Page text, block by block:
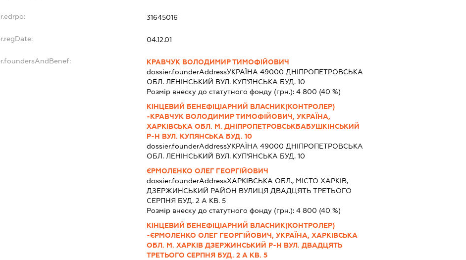
31645016
04.12.01
КРАВЧУК ВОЛОДИМИР ТИМОФІЙОВИЧ
dossier.founderAddressУКРАЇНА 49000 ДНIПРОПЕТРОВСЬКА
ОБЛ. ЛЕНІНСЬКИЙ ВУЛ. КУП'ЯНСЬКА БУД. 10
Розмір внеску до статутного фонду (грн.): 4 800 (40 %)
КІНЦЕВИЙ БЕНЕФІЦІАРНИЙ ВЛАСНИК(КОНТРОЛЕР)
-КРАВЧУК ВОЛОДИМИР ТИМОФІЙОВИЧ, УКРАЇНА,
ХАРКІВСЬКА ОБЛ. М. ДНІПРОПЕТРОВСЬКБАБУШКІНСЬКИЙ
Р-Н ВУЛ. КУПЯНСЬКА БУД. 10
dossier.founderAddressУКРАЇНА 49000 ДНIПРОПЕТРОВСЬКА
ОБЛ. ЛЕНІНСЬКИЙ ВУЛ. КУП'ЯНСЬКА БУД. 10
ЄРМОЛЕНКО ОЛЕГ ГЕОРГІЙОВИЧ
dossier.founderAddressХАРКІВСЬКА ОБЛ., МІСТО ХАРКІВ,
ДЗЕРЖИНСЬКИЙ РАЙОН ВУЛИЦЯ ДВАДЦЯТЬ ТРЕТЬОГО
СЕРПНЯ БУД. 2 А КВ. 5
Розмір внеску до статутного фонду (грн.): 4 800 (40 %)
КІНЦЕВИЙ БЕНЕФІЦІАРНИЙ ВЛАСНИК(КОНТРОЛЕР)
-ЄРМОЛЕНКО ОЛЕГ ГЕОРГІЙОВИЧ, УКРАЇНА, ХАРКІВСЬКА
ОБЛ. М. ХАРКІВ ДЗЕРЖИНСЬКИЙ Р-Н ВУЛ. ДВАДЦЯТЬ
ТРЕТЬОГО СЕРПНЯ БУД. 2 А КВ. 5